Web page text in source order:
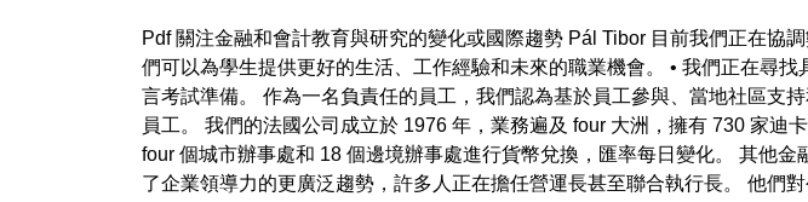
Pdf 關注金融和會計教育與研究的變化或國際趨勢 Pál Tibor 目前我們正在協
們可以為學生提供更好的生活、工作經驗和未來的職業機會。 • 我們正在尋
言考試準備。 作為一名負責任的員工，我們認為基於員工參與、當地社區支
員工。 我們的法國公司成立於 1976 年，業務遍及 four 大洲，擁有 730 家
four 個城市辦事處和 18 個邊境辦事處進行貨幣兌換，匯率每日變化。 其他
了企業領導力的更廣泛趨勢，許多人正在擔任營運長甚至聯合執行長。 他們